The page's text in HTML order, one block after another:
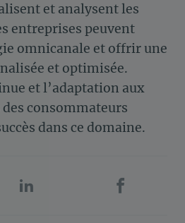
et analysent les
entreprises peuvent
omnicanale et offrir une
et optimisée.
et l’adaptation aux
consommateurs
dans ce domaine.